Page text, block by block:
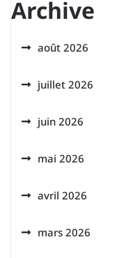
Archive
août 2026
juillet 2026
juin 2026
mai 2026
avril 2026
mars 2026